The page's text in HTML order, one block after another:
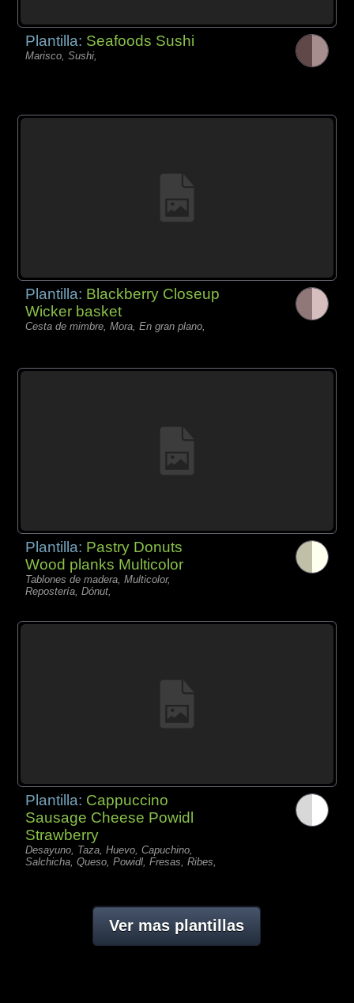
Plantilla: Seafoods Sushi
Marisco, Sushi,
Plantilla: Blackberry Closeup
Wicker basket
Cesta de mimbre, Mora, En gran plano,
Plantilla: Pastry Donuts
Wood planks Multicolor
Tablones de madera, Multicolor,
Repostería, Dónut,
Plantilla: Cappuccino
Sausage Cheese Powidl
Strawberry
Desayuno, Taza, Huevo, Capuchino,
Salchicha, Queso, Powidl, Fresas, Ribes,
Ver mas plantillas